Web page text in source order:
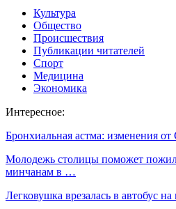
Культура
Общество
Происшествия
Публикации читателей
Спорт
Медицина
Экономика
Интересное:
Бронхиальная астма: изменения от
Молодежь столицы поможет
минчанам в …
Легковушка врезалась в автобус